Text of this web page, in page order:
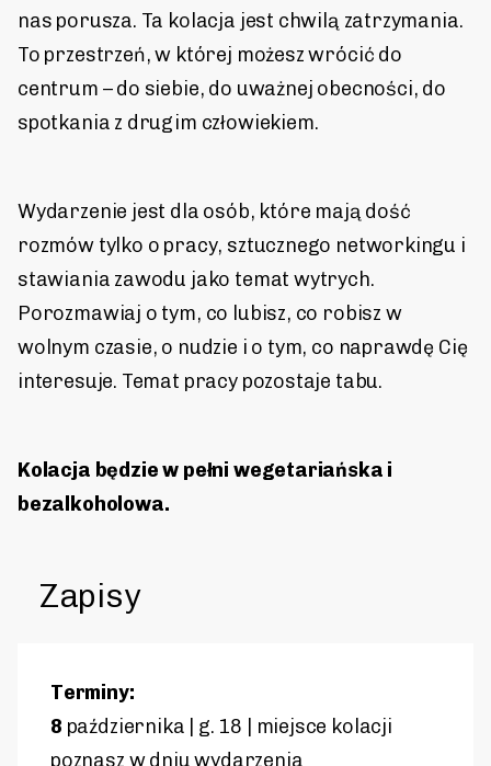
nas porusza. Ta kolacja jest chwilą zatrzymania.
To przestrzeń, w której możesz wrócić do
centrum – do siebie, do uważnej obecności, do
spotkania z drugim człowiekiem.
Wydarzenie jest dla osób, które mają dość
rozmów tylko o pracy, sztucznego networkingu i
stawiania zawodu jako temat wytrych.
Porozmawiaj o tym, co lubisz, co robisz w
wolnym czasie, o nudzie i o tym, co naprawdę Cię
interesuje. Temat pracy pozostaje tabu.
Kolacja będzie w pełni wegetariańska i
bezalkoholowa.
Zapisy
Terminy:
8 października | g. 18 | miejsce kolacji
poznasz w dniu wydarzenia